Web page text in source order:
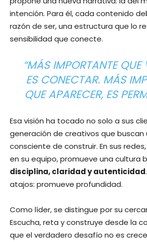
intención. Para él, cada contenido
razón de ser, una estructura que lo
sensibilidad que conecte.
“MÁS IMPORTANTE QUE
ES CONECTAR. MÁS
QUE APARECER, ES
Esa visión ha tocado no solo a sus
generación de creativos que buscan
consciente de construir. En sus
en su equipo, promueve una cultura
disciplina, claridad y autenticidad
atajos: promueve profundidad.
Como líder, se distingue por su
Escucha, reta y construye desde la
que el verdadero desafío no es